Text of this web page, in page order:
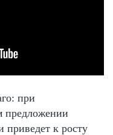
при
предложении
приведет к росту